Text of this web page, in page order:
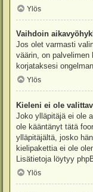
Ylös
Vaihdoin
Jos olet varmasti
väärin, on
korjataksesi ongelman.
Ylös
Kieleni ei ole
Joko ylläpitäjä ei ole
ole kääntänyt tätä
ylläpitäjältä, josko
kielipakettia ei ole
Lisätietoja löytyy
Ylös